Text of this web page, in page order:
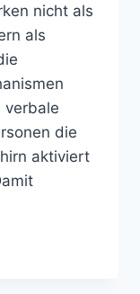
nicht als
als
verbale
die
aktiviert